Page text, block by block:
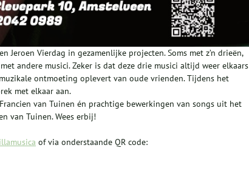
Jeroen Vierdag in gezamenlijke projecten. Soms met z’n drieën,
andere musici. Zeker is dat deze drie musici altijd weer elkaars
ontmoeting oplevert van oude vrienden. Tijdens het
met elkaar aan.
van Tuinen én prachtige bewerkingen van songs uit het
van Tuinen. Wees erbij!
of via onderstaande QR code: